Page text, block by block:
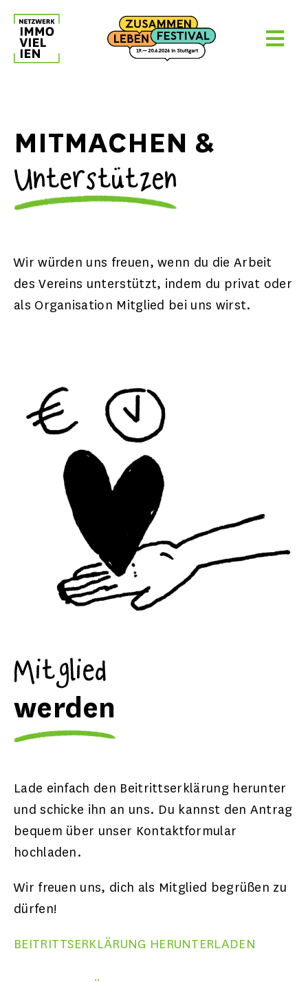
content
MITMACHEN &
Unterstützen
Wir würden uns freuen, wenn du die Arbeit
des Vereins unterstützt, indem du privat oder
als Organisation Mitglied bei uns wirst.
Mitglied
werden
Lade einfach den Beitrittserklärung herunter
und schicke ihn an uns. Du kannst den Antrag
bequem über unser Kontaktformular
hochladen.
Wir freuen uns, dich als Mitglied begrüßen zu
dürfen!
BEITRITTSERKLÄRUNG HERUNTERLADEN